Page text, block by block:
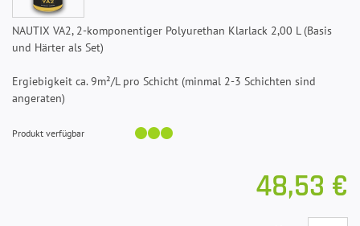
NAUTIX VA2, 2-komponentiger Polyurethan Klarlack 2,00 L (Basis
und Härter als Set)
Ergiebigkeit ca. 9m²/L pro Schicht (minmal 2-3 Schichten sind
angeraten)
Produkt verfügbar
48,53 €